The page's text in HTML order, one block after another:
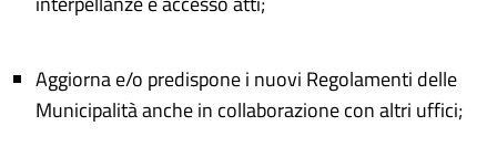
Aggiorna e/o predispone i nuovi Regolamenti delle
Municipalità anche in collaborazione con altri uffici;